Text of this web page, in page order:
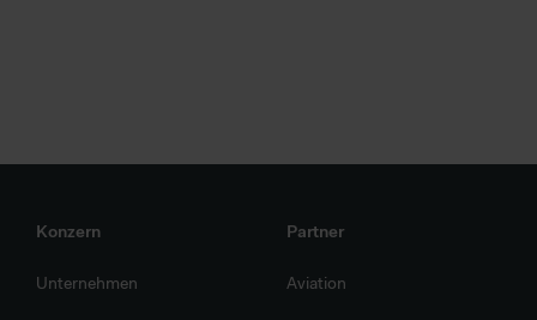
Konzern
Unternehmen
Partner
Aviation